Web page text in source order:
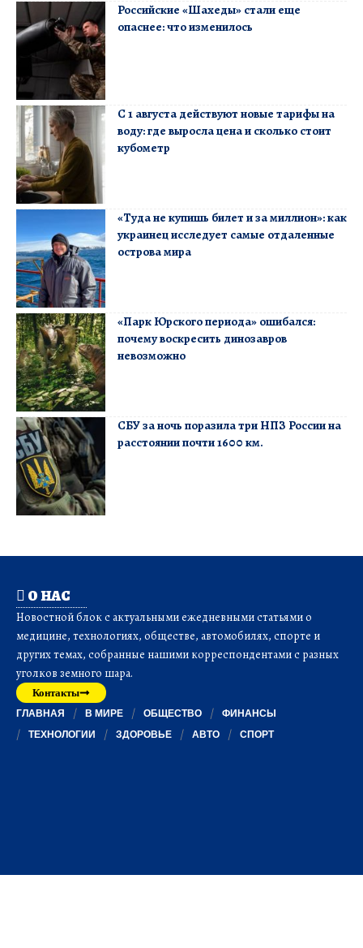
Российские «Шахеды» стали еще
опаснее: что изменилось
С 1 августа действуют новые тарифы на
воду: где выросла цена и сколько стоит
кубометр
«Туда не купишь билет и за миллион»: как
украинец исследует самые отдаленные
острова мира
«Парк Юрского периода» ошибался:
почему воскресить динозавров
невозможно
СБУ за ночь поразила три НПЗ России на
расстоянии почти 1600 км.
О НАС
Новостной блок с актуальными ежедневными статьями о
медицине, технологиях, обществе, автомобилях, спорте и
других темах, собранные нашими корреспондентами с разных
уголков земного шара.
Контакты
ГЛАВНАЯ В МИРЕ ОБЩЕСТВО
ФИНАНСЫ
ТЕХНОЛОГИИ
ЗДОРОВЬЕ АВТО СПОРТ